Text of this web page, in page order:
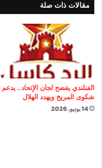
مقالات ذات صلة
الفنلندي يفضح لجان الإتحاد.. يدعم
شكوى المريخ ويهدد الهلال
14 يونيو، 2026